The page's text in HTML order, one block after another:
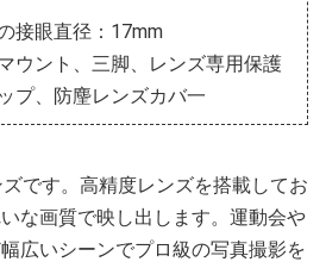
接眼直径：17mm
ウント、三脚、レンズ専用保護
プ、防麈レンズカバ一
です。高精度レンズを搭載してお
な画質で映し出します。運動会や
広いシーンでプロ級の写真撮影を